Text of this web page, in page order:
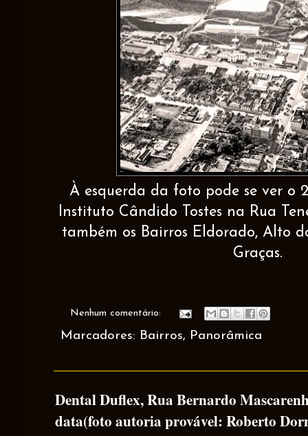
À esquerda da foto pode se ver o
Instituto Cândido Tostes na Rua
também os Bairros Eldorado, Alto
Graças.
Nenhum comentário:
Marcadores: Bairros, Panorâmica
Dental Duflex, Rua Bernardo
data(foto autoria provável: Roberto